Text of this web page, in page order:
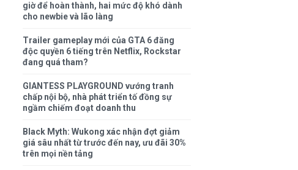
giờ để hoàn thành, hai mức độ khó dành
cho newbie và lão làng
Trailer gameplay mới của GTA 6 đăng
độc quyền 6 tiếng trên Netflix, Rockstar
đang quá tham?
GIANTESS PLAYGROUND vướng tranh
chấp nội bộ, nhà phát triển tố đồng sự
ngầm chiếm đoạt doanh thu
Black Myth: Wukong xác nhận đợt giảm
giá sâu nhất từ trước đến nay, ưu đãi 30%
trên mọi nền tảng